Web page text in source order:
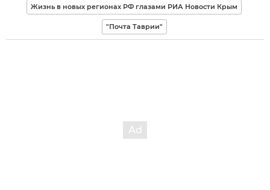
Жизнь в новых регионах РФ глазами РИА Новости Крым
"Почта Таврии"